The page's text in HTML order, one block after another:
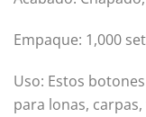
Empaque: 1,000
Uso: Estos
para lonas,